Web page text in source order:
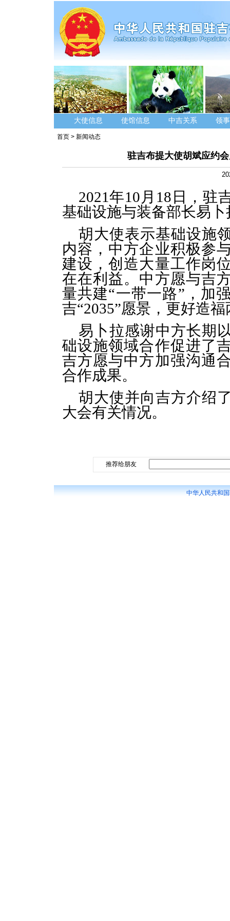
大使信息 使馆信息 中吉关系 领
首页 > 新闻动态
驻吉布提大使胡斌应约
2021年10月18日，驻
基础设施与装备部长易卜
胡大使表示基础设施
内容，中方企业积极参
建设，创造大量工作岗
在在利益。中方愿与吉
量共建“一带一路”，加
吉“2035”愿景，更好造
易卜拉感谢中方长期
础设施领域合作促进了
吉方愿与中方加强沟通
合作成果。
胡大使并向吉方介绍
大会有关情况。
推荐给朋友
中华人民共和